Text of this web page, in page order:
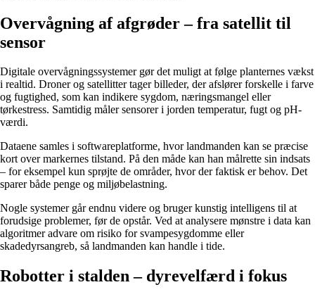
Overvågning af afgrøder – fra satellit til
sensor
Digitale overvågningssystemer gør det muligt at følge planternes vækst
i realtid. Droner og satellitter tager billeder, der afslører forskelle i farve
og fugtighed, som kan indikere sygdom, næringsmangel eller
tørkestress. Samtidig måler sensorer i jorden temperatur, fugt og pH-
værdi.
Dataene samles i softwareplatforme, hvor landmanden kan se præcise
kort over markernes tilstand. På den måde kan han målrette sin indsats
– for eksempel kun sprøjte de områder, hvor der faktisk er behov. Det
sparer både penge og miljøbelastning.
Nogle systemer går endnu videre og bruger kunstig intelligens til at
forudsige problemer, før de opstår. Ved at analysere mønstre i data kan
algoritmer advare om risiko for svampesygdomme eller
skadedyrsangreb, så landmanden kan handle i tide.
Robotter i stalden – dyrevelfærd i fokus